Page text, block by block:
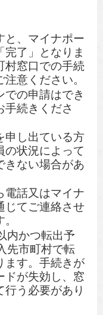
と、マイナポー
了」となりま
村窓口での手続
意ください。
での申請はでき
手続きくださ
申し出ている方
の状況によって
きない場合があ
電話又はマイナ
じてご連絡させ
内かつ転出予
先市町村で転
ます。手続きが
ドが失効し、窓
う必要があり